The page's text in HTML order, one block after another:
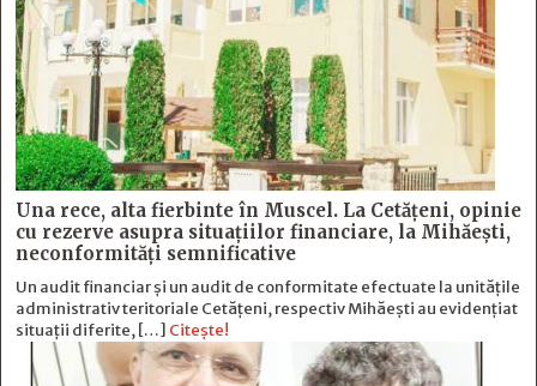
Una rece, alta fierbinte în Muscel. La Cetăţeni, opinie
cu rezerve asupra situaţiilor financiare, la Mihăeşti,
neconformităţi semnificative
Un audit financiar și un audit de conformitate efectuate la unitățile
administrativ teritoriale Cetățeni, respectiv Mihăești au evidențiat
situații diferite, […] Citește!